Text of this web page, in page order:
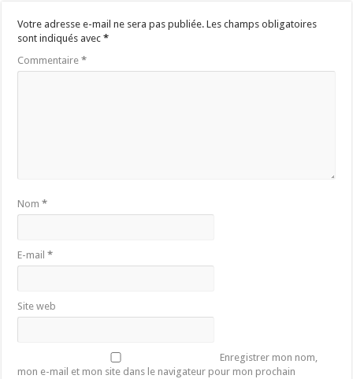
Votre adresse e-mail ne sera pas publiée. Les champs obligatoires
sont indiqués avec*
Commentaire*
Nom*
E-mail*
Site web
Enregistrer mon nom,
mon e-mail et mon site dans le navigateur pour mon prochain